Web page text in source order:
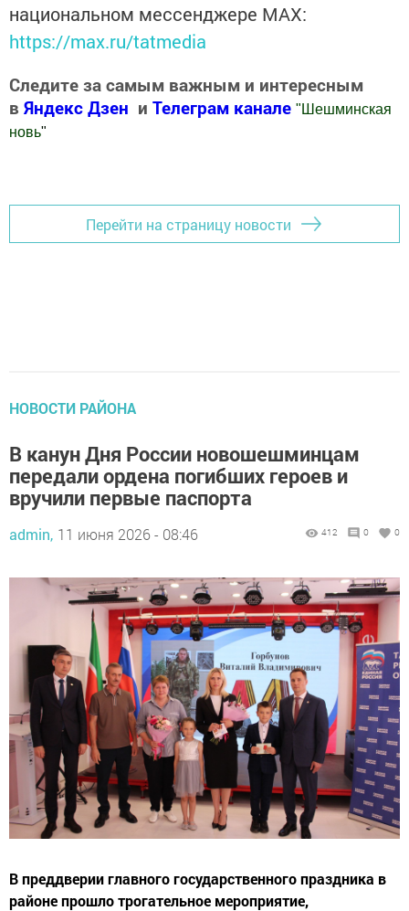
национальном мессенджере MАХ:
https://max.ru/tatmedia
Следите за самым важным и интересным
в Яндекс Дзен и Телеграм канале " Шешминская
новь"
Перейти на страницу новости
НОВОСТИ РАЙОНА
В канун Дня России новошешминцам
передали ордена погибших героев и
вручили первые паспорта
admin, 11 июня 2026 - 08:46 412 0 0
В преддверии главного государственного праздника в
районе прошло трогательное мероприятие,